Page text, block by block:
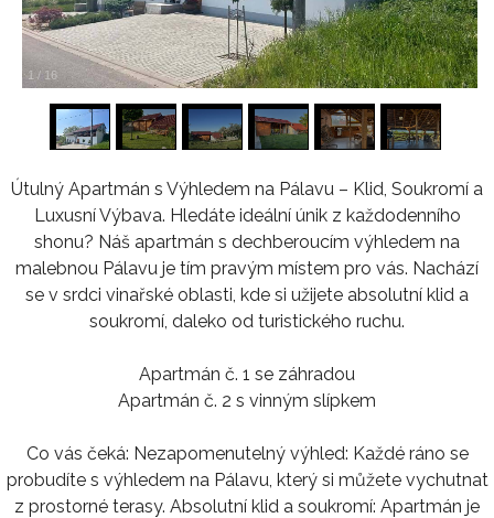
1 / 16
Útulný Apartmán s Výhledem na Pálavu – Klid, Soukromí a
Luxusní Výbava. Hledáte ideální únik z každodenního
shonu? Náš apartmán s dechberoucím výhledem na
malebnou Pálavu je tím pravým místem pro vás. Nachází
se v srdci vinařské oblasti, kde si užijete absolutní klid a
soukromí, daleko od turistického ruchu.
Apartmán č. 1 se záhradou
Apartmán č. 2 s vinným slípkem
Co vás čeká: Nezapomenutelný výhled: Každé ráno se
probudíte s výhledem na Pálavu, který si můžete vychutnat
z prostorné terasy. Absolutní klid a soukromí: Apartmán je